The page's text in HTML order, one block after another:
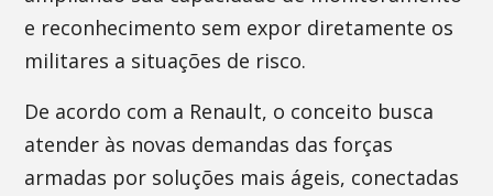
e reconhecimento sem expor diretamente os
militares a situações de risco.
De acordo com a Renault, o conceito busca
atender às novas demandas das forças
armadas por soluções mais ágeis, conectadas